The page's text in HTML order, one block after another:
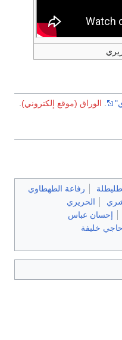
الوراق (موقع إلكتروني)
طليطلة
رفاعة الطهطاوي
الحريري
إحسان عباس
حاجي خليفة